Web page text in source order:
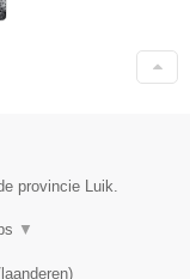
provincie Luik.
▼
)